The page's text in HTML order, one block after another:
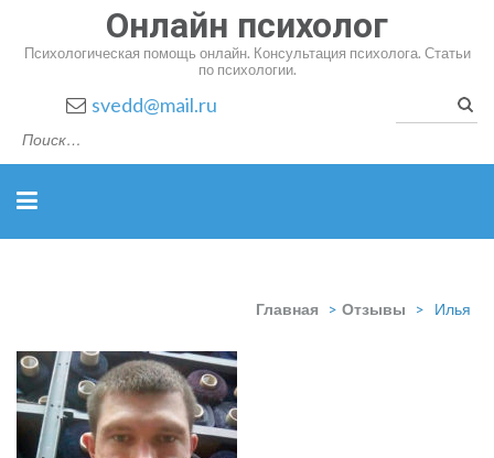
Онлайн психолог
Психологическая помощь онлайн. Консультация психолога. Статьи
по психологии.
svedd@mail.ru
Главная > Отзывы > Илья